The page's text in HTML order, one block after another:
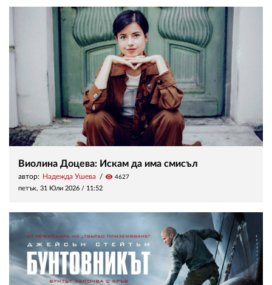
Виолина Доцева: Искам да има смисъл
автор: Надежда Ушева visibility 4627
петък, 31 Юли 2026 / 11:52